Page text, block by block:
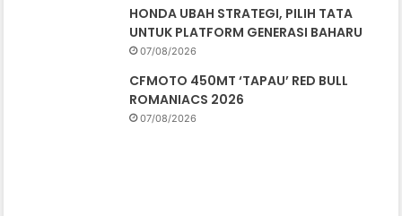
HONDA UBAH STRATEGI, PILIH TATA
UNTUK PLATFORM GENERASI BAHARU
07/08/2026
CFMOTO 450MT ‘TAPAU’ RED BULL
ROMANIACS 2026
07/08/2026